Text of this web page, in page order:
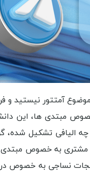
آمتتور نیستید و
مبتدی ها، این
چه الیافی تشکیل
مشتری به خصوص
نساجی به خصوص